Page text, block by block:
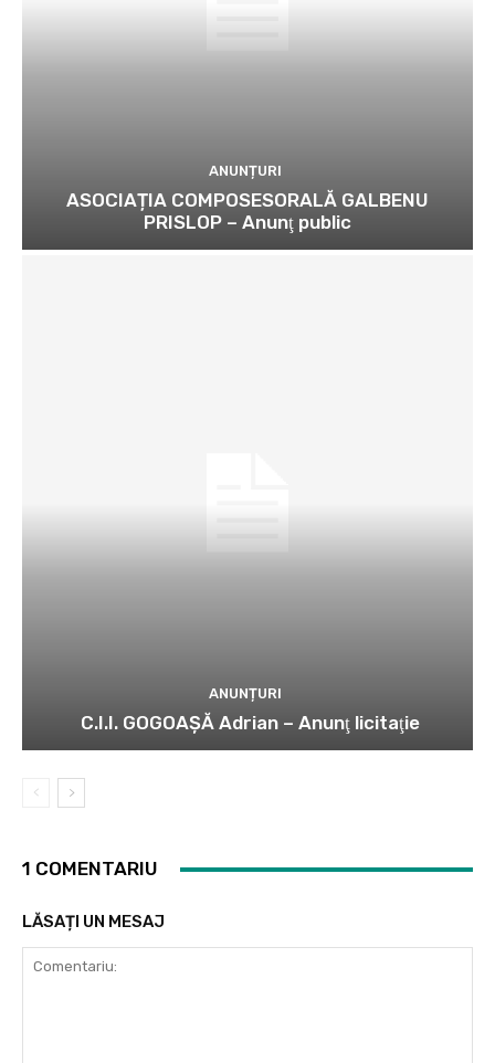
ANUNȚURI
ASOCIAȚIA COMPOSESORALĂ GALBENU
PRISLOP – Anunţ public
ANUNȚURI
C.I.I. GOGOAŞĂ Adrian – Anunţ licitaţie
1 COMENTARIU
LĂSAȚI UN MESAJ